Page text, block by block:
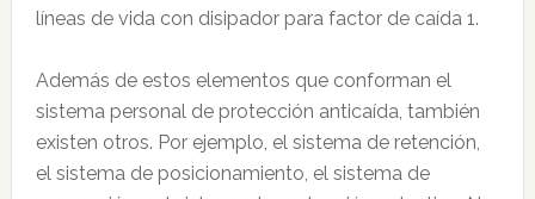
líneas de vida con disipador para factor de caída 1.
Además de estos elementos que conforman el
sistema personal de protección anticaída, también
existen otros. Por ejemplo, el sistema de retención,
el sistema de posicionamiento, el sistema de